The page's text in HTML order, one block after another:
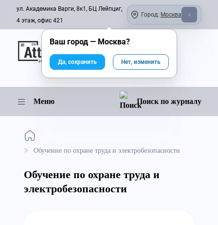
ул. Академика Варги, 8к1, БЦ Лейпциг,
4 этаж, офис 421
Город: Москва
Онлайн-журнал
Меню Поиск по журналу
Обучение по охране труда и электробезопасности
Обучение по охране труда и
электробезопасности
Ваш город — Москва?
Да, сохранить Нет, изменить